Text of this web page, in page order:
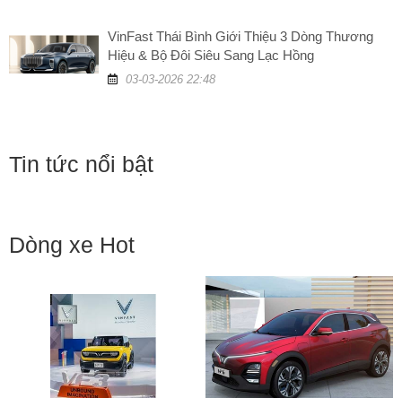
Tin tức nổi bật
Dòng xe Hot
VinFast Thái Bình Giới Thiệu 3 Dòng Thương
Hiệu & Bộ Đôi Siêu Sang Lạc Hồng
03-03-2026 22:48